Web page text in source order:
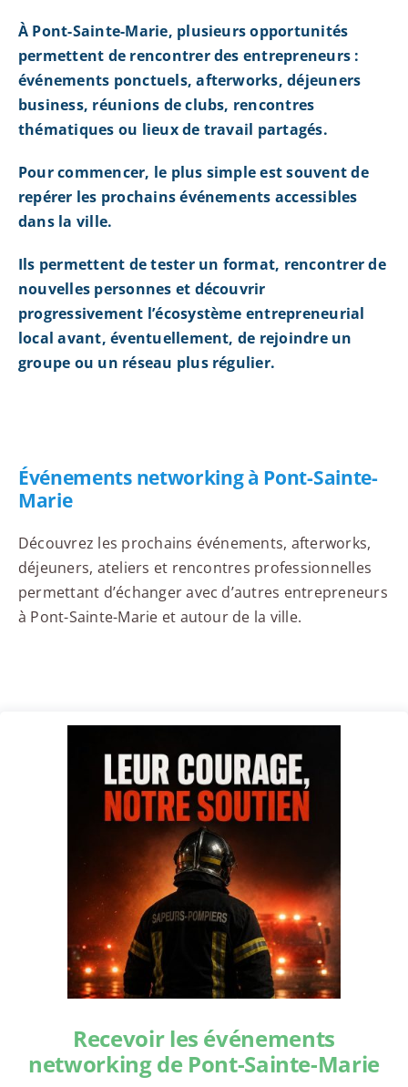
À Pont-Sainte-Marie, plusieurs opportunités
permettent de rencontrer des entrepreneurs :
événements ponctuels, afterworks, déjeuners
business, réunions de clubs, rencontres
thématiques ou lieux de travail partagés.
Pour commencer, le plus simple est souvent de
repérer les prochains événements accessibles
dans la ville.
Ils permettent de tester un format, rencontrer de
nouvelles personnes et découvrir
progressivement l’écosystème entrepreneurial
local avant, éventuellement, de rejoindre un
groupe ou un réseau plus régulier.
Événements networking à Pont-Sainte-
Marie
Découvrez les prochains événements, afterworks,
déjeuners, ateliers et rencontres professionnelles
permettant d’échanger avec d’autres entrepreneurs
à Pont-Sainte-Marie et autour de la ville.
Recevoir les événements
networking de Pont-Sainte-Marie